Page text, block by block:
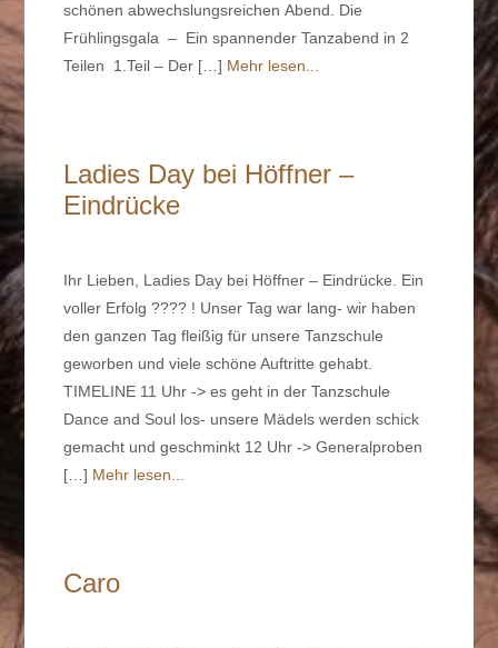
schönen abwechslungsreichen Abend. Die
Frühlingsgala – Ein spannender Tanzabend in 2
Teilen 1.Teil – Der […] Mehr lesen...
Ladies Day bei Höffner –
Eindrücke
Ihr Lieben, Ladies Day bei Höffner – Eindrücke. Ein
voller Erfolg ???? ! Unser Tag war lang- wir haben
den ganzen Tag fleißig für unsere Tanzschule
geworben und viele schöne Auftritte gehabt.
TIMELINE 11 Uhr -> es geht in der Tanzschule
Dance and Soul los- unsere Mädels werden schick
gemacht und geschminkt 12 Uhr -> Generalproben
[…] Mehr lesen...
Caro